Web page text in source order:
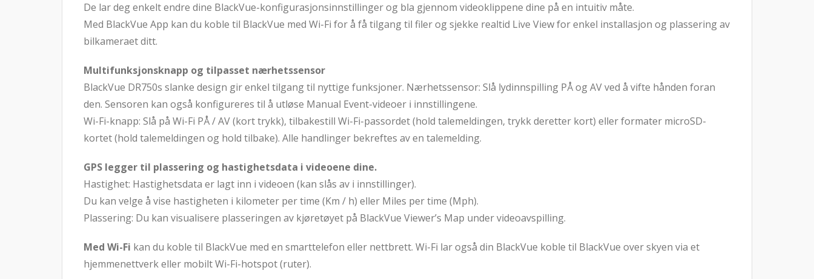
De lar deg enkelt endre dine BlackVue-konfigurasjonsinnstillinger og bla gjennom videoklippene dine på en intuitiv måte.
Med BlackVue App kan du koble til BlackVue med Wi-Fi for å få tilgang til filer og sjekke realtid Live View for enkel installasjon og plassering av
bilkameraet ditt.
Multifunksjonsknapp og tilpasset nærhetssensor
BlackVue DR750s slanke design gir enkel tilgang til nyttige funksjoner. Nærhetssensor: Slå lydinnspilling PÅ og AV ved å vifte hånden foran
den. Sensoren kan også konfigureres til å utløse Manual Event-videoer i innstillingene.
Wi-Fi-knapp: Slå på Wi-Fi PÅ / AV (kort trykk), tilbakestill Wi-Fi-passordet (hold talemeldingen, trykk deretter kort) eller formater microSD-
kortet (hold talemeldingen og hold tilbake). Alle handlinger bekreftes av en talemelding.
GPS legger til plassering og hastighetsdata i videoene dine.
Hastighet: Hastighetsdata er lagt inn i videoen (kan slås av i innstillinger).
Du kan velge å vise hastigheten i kilometer per time (Km / h) eller Miles per time (Mph).
Plassering: Du kan visualisere plasseringen av kjøretøyet på BlackVue Viewer’s Map under videoavspilling.
Med Wi-Fi kan du koble til BlackVue med en smarttelefon eller nettbrett. Wi-Fi lar også din BlackVue koble til BlackVue over skyen via et
hjemmenettverk eller mobilt Wi-Fi-hotspot (ruter).